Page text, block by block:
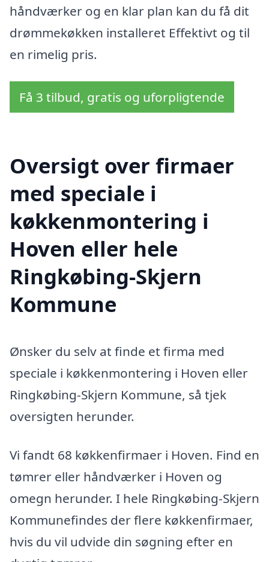
håndværker og en klar plan kan du få dit
drømmekøkken installeret Effektivt og til
en rimelig pris.
Få 3 tilbud, gratis og uforpligtende
Oversigt over firmaer
med speciale i
køkkenmontering i
Hoven eller hele
Ringkøbing-Skjern
Kommune
Ønsker du selv at finde et firma med
speciale i køkkenmontering i Hoven eller
Ringkøbing-Skjern Kommune, så tjek
oversigten herunder.
Vi fandt 68 køkkenfirmaer i Hoven. Find en
tømrer eller håndværker i Hoven og
omegn herunder. I hele Ringkøbing-Skjern
Kommunefindes der flere køkkenfirmaer,
hvis du vil udvide din søgning efter en